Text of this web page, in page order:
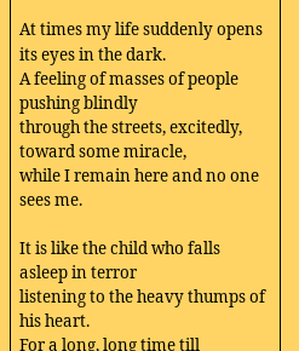
At times my life suddenly opens
its eyes in the dark.
A feeling of masses of people
pushing blindly
through the streets, excitedly,
toward some miracle,
while I remain here and no one
sees me.
It is like the child who falls
asleep in terror
listening to the heavy thumps of
his heart.
For a long, long time till